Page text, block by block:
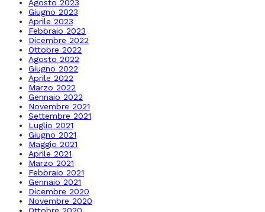
Agosto 2023
Giugno 2023
Aprile 2023
Febbraio 2023
Dicembre 2022
Ottobre 2022
Agosto 2022
Giugno 2022
Aprile 2022
Marzo 2022
Gennaio 2022
Novembre 2021
Settembre 2021
Luglio 2021
Giugno 2021
Maggio 2021
Aprile 2021
Marzo 2021
Febbraio 2021
Gennaio 2021
Dicembre 2020
Novembre 2020